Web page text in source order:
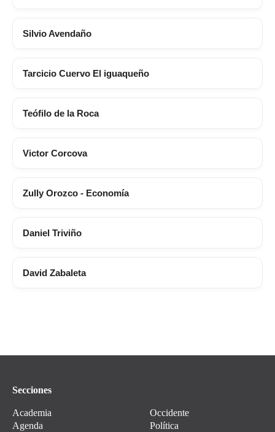
Silvio Avendaño
Tarcicio Cuervo El iguaqueño
Teófilo de la Roca
Victor Corcova
Zully Orozco - Economía
Daniel Triviño
David Zabaleta
Secciones
Academia
Agenda
Occidente
Política